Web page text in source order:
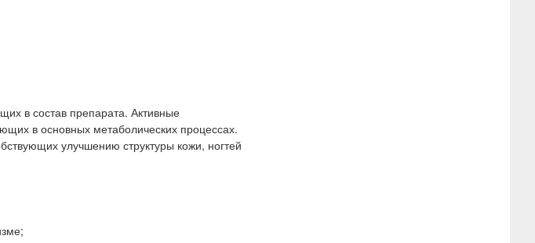
в состав препарата. Активные
в основных метаболических процессах.
улучшению структуры кожи, ногтей